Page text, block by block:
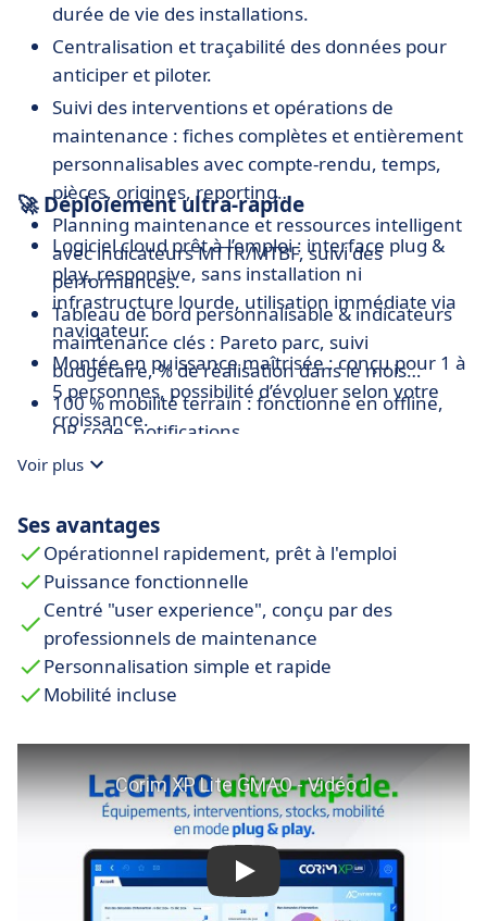
durée de vie des installations.
Centralisation et traçabilité des données pour
anticiper et piloter.
Suivi des interventions et opérations de
maintenance : fiches complètes et entièrement
personnalisables avec compte‑rendu, temps,
pièces, origines, reporting…
Planning maintenance et ressources intelligent
avec indicateurs MTTR/MTBF, suivi des
performances.
Tableau de bord personnalisable & indicateurs
maintenance clés : Pareto parc, suivi
budgétaire, % de réalisation dans le mois…
100 % mobilité terrain : fonctionne en offline,
QR code, notifications.
Gestion de stock smart : réapprovisionnement
instantanée du magasin.
🚀 Déploiement ultra-rapide
Logiciel cloud prêt à l’emploi : interface plug &
play, responsive, sans installation ni
infrastructure lourde, utilisation immédiate via
navigateur.
Montée en puissance maîtrisée : conçu pour 1 à
5 personnes, possibilité d’évoluer selon votre
croissance.
responsable, magasinier.
Prise en main intuitive en quelques clics.
Voir plus
Ses avantages
Opérationnel rapidement, prêt à l'emploi
Puissance fonctionnelle
Centré "user experience", conçu par des
professionnels de maintenance
Personnalisation simple et rapide
Mobilité incluse